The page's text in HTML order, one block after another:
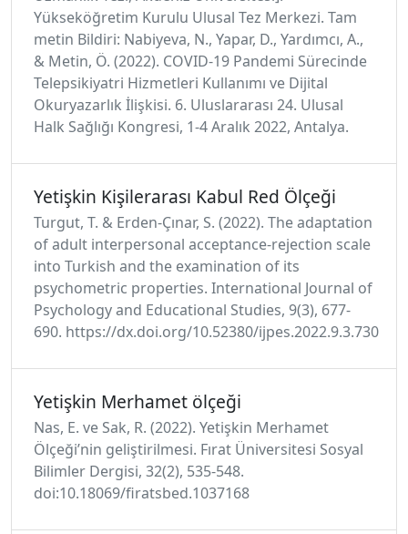
Yükseköğretim Kurulu Ulusal Tez Merkezi. Tam
metin Bildiri: Nabiyeva, N., Yapar, D., Yardımcı, A.,
& Metin, Ö. (2022). COVID-19 Pandemi Sürecinde
Telepsikiyatri Hizmetleri Kullanımı ve Dijital
Okuryazarlık İlişkisi. 6. Uluslararası 24. Ulusal
Halk Sağlığı Kongresi, 1-4 Aralık 2022, Antalya.
Yetişkin Kişilerarası Kabul Red Ölçeği
Turgut, T. & Erden-Çınar, S. (2022). The adaptation
of adult interpersonal acceptance-rejection scale
into Turkish and the examination of its
psychometric properties. International Journal of
Psychology and Educational Studies, 9(3), 677-
690. https://dx.doi.org/10.52380/ijpes.2022.9.3.730
Yetişkin Merhamet ölçeği
Nas, E. ve Sak, R. (2022). Yetişkin Merhamet
Ölçeği’nin geliştirilmesi. Fırat Üniversitesi Sosyal
Bilimler Dergisi, 32(2), 535-548.
doi:10.18069/firatsbed.1037168